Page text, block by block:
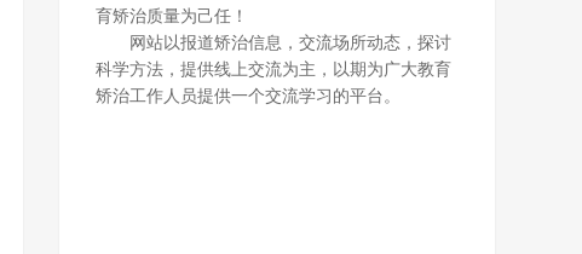
育矫治质量为己任！
网站以报道矫治信息，交流场所动态，探讨
科学方法，提供线上交流为主，以期为广大教育
矫治工作人员提供一个交流学习的平台。